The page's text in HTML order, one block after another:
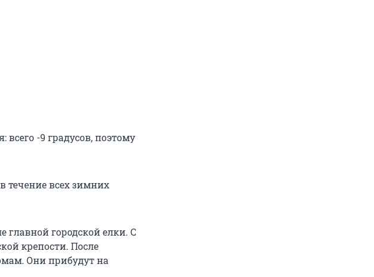
-9 градусов, поэтому
течение всех зимних
главной городской елки. С
крепости. После
Они прибудут на